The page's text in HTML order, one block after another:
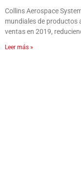
Collins Aerospace
mundiales de productos
ventas en 2019,
Leer más »